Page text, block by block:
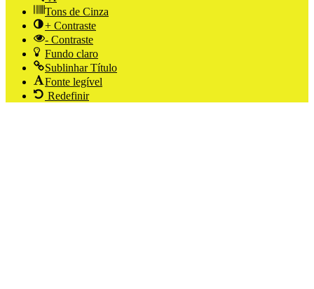
Tons de Cinza
+ Contraste
- Contraste
Fundo claro
Sublinhar Título
Fonte legível
Redefinir